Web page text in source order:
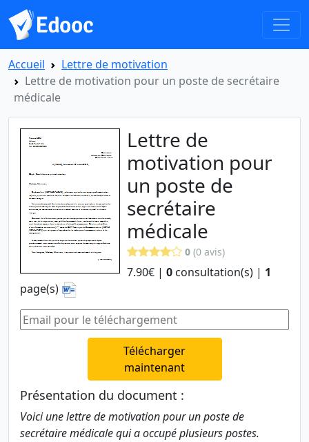
Accueil
Lettre de motivation
Lettre de motivation pour un poste de secrétaire
médicale
Lettre de
motivation pour
un poste de
secrétaire
médicale
0 (0 avis)
7.90€ | 0 consultation(s) | 1
page(s)
Télécharger
maintenant
Présentation du document :
Voici une lettre de motivation pour un poste de
secrétaire médicale qui a occupé plusieurs postes.